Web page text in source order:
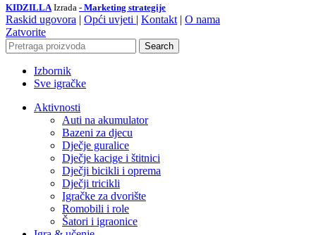
KIDZILLA Izrada - Marketing strategije
Raskid ugovora | Opći uvjeti | Kontakt | O nama
Zatvorite
Search
Izbornik
Sve igračke
Aktivnosti
Auti na akumulator
Bazeni za djecu
Dječje guralice
Dječje kacige i štitnici
Dječji bicikli i oprema
Dječji tricikli
Igračke za dvorište
Romobili i role
Šatori i igraonice